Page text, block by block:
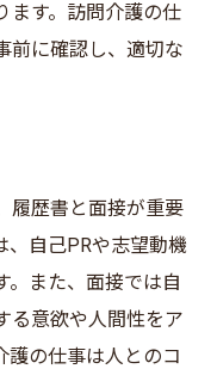
ます。訪問介護の仕
前に確認し、適切な
履歴書と面接が重要
、自己PRや志望動機
。また、面接では自
る意欲や人間性をア
護の仕事は人とのコ